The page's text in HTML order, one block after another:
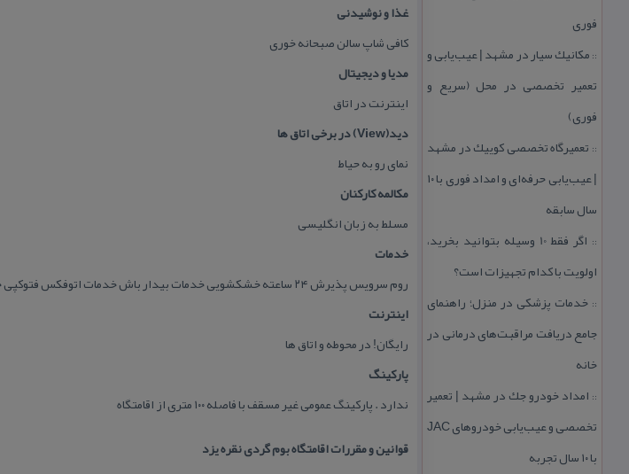
فوری
:: مكانیك سیار در مشهد | عیب‌یابی و
تعمیر تخصصی در محل (سریع و
فوری)
:: تعمیرگاه تخصصی كوییك در مشهد
| عیب‌یابی حرفه‌ای و امداد فوری با ۱۰
سال سابقه
::
اگر فقط 10 وسیله بتوانید بخرید،
اولویت با كدام تجهیزات است؟
:: خدمات پزشكی در منزل؛ راهنمای
جامع دریافت مراقبت‌های درمانی در
خانه
:: امداد خودرو جك در مشهد | تعمیر
تخصصی و عیب‌یابی خودروهای JAC
با ۱۰ سال تجربه
غذا و نوشیدنی
كافی شاپ سالن صبحانه خوری
مدیا و دیجیتال
اینترنت در اتاق
دید(View) در برخی اتاق ها
نمای رو به حیاط
مكالمه كاركنان
مسلط به زبان انگلیسی
خدمات
روم سرویس پذیرش ۲۴ ساعته خشكشویی خدمات بیدار باش خدمات اتوفكس فتوكپی خدمات اینترنتی هماهنگ كننده تور
اینترنت
رایگان! در محوطه و اتاق ها
پاركینگ
ندارد . پاركینگ عمومی غیر مسقف با فاصله ۱۰۰ متری از اقامتگاه
قوانین و مقررات اقامتگاه بوم گردی نقره یزد